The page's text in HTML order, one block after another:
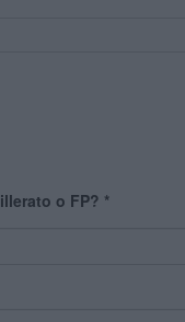
o FP? *